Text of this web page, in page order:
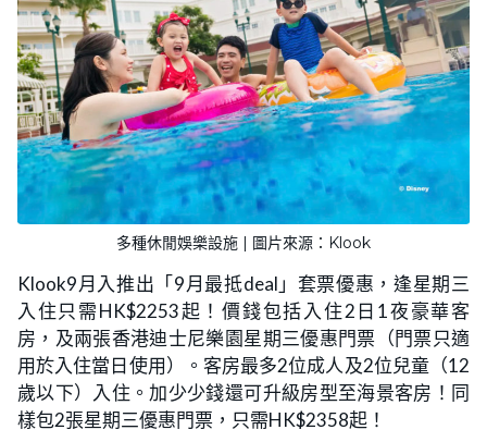
多種休閒娛樂設施 | 圖片來源：Klook
Klook9月入推出「9月最抵deal」套票優惠，逢星期三
入住只需HK$2253起！價錢包括入住2日1夜豪華客
房，及兩張香港迪士尼樂園星期三優惠門票（門票只適
用於入住當日使用）。客房最多2位成人及2位兒童（12
歲以下）入住。加少少錢還可升級房型至海景客房！同
樣包2張星期三優惠門票，只需HK$2358起！